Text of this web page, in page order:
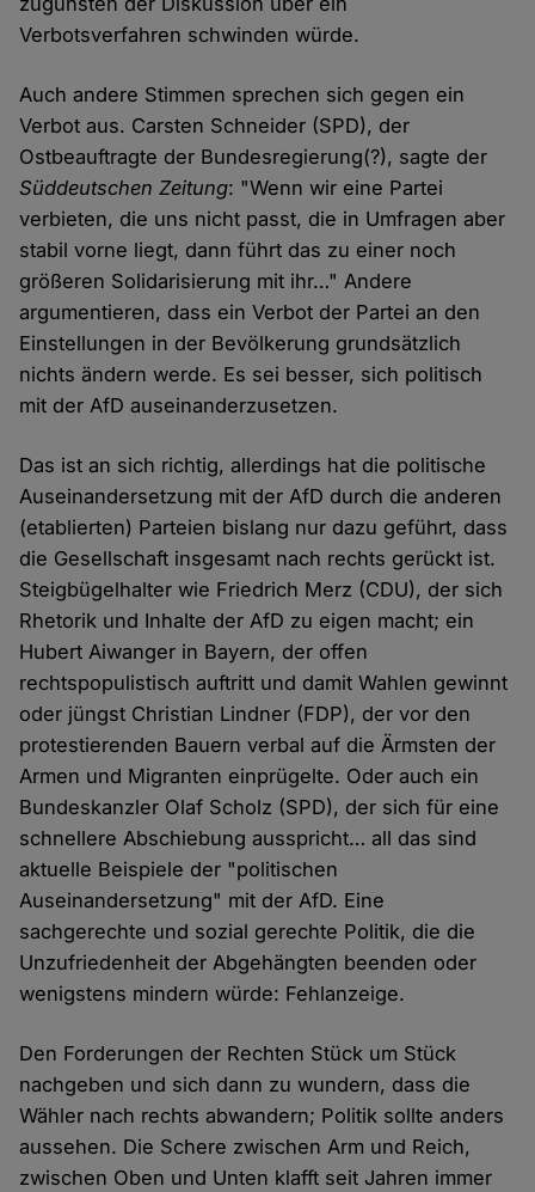
Verbotsverfahren schwinden würde.
Auch andere Stimmen sprechen sich gegen ein
Verbot aus. Carsten Schneider (SPD), der
Ostbeauftragte der Bundesregierung(?), sagte der
Süddeutschen Zeitung: "Wenn wir eine Partei
verbieten, die uns nicht passt, die in Umfragen aber
stabil vorne liegt, dann führt das zu einer noch
größeren Solidarisierung mit ihr…" Andere
argumentieren, dass ein Verbot der Partei an den
Einstellungen in der Bevölkerung grundsätzlich
nichts ändern werde. Es sei besser, sich politisch
mit der AfD auseinanderzusetzen.
Das ist an sich richtig, allerdings hat die politische
Auseinandersetzung mit der AfD durch die anderen
(etablierten) Parteien bislang nur dazu geführt, dass
die Gesellschaft insgesamt nach rechts gerückt ist.
Steigbügelhalter wie Friedrich Merz (CDU), der sich
Rhetorik und Inhalte der AfD zu eigen macht; ein
Hubert Aiwanger in Bayern, der offen
rechtspopulistisch auftritt und damit Wahlen gewinnt
oder jüngst Christian Lindner (FDP), der vor den
protestierenden Bauern verbal auf die Ärmsten der
Armen und Migranten einprügelte. Oder auch ein
Bundeskanzler Olaf Scholz (SPD), der sich für eine
schnellere Abschiebung ausspricht… all das sind
aktuelle Beispiele der "politischen
Auseinandersetzung" mit der AfD. Eine
sachgerechte und sozial gerechte Politik, die die
Unzufriedenheit der Abgehängten beenden oder
wenigstens mindern würde: Fehlanzeige.
Den Forderungen der Rechten Stück um Stück
nachgeben und sich dann zu wundern, dass die
Wähler nach rechts abwandern; Politik sollte anders
aussehen. Die Schere zwischen Arm und Reich,
zwischen Oben und Unten klafft seit Jahren immer